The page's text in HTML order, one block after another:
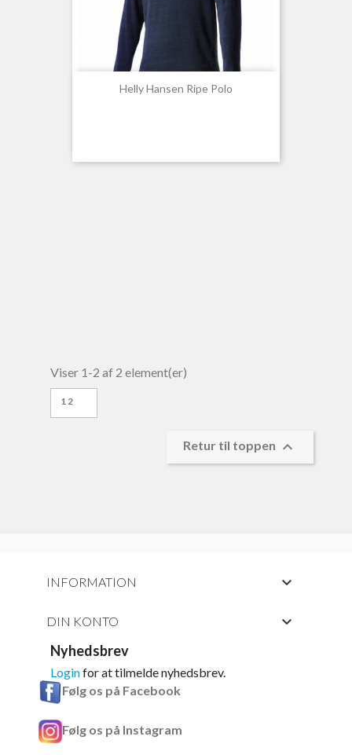
Helly Hansen Ripe Polo
Viser 1-2 af 2 element(er)
12
Retur til toppen 
INFORMATION 
DIN KONTO 
Nyhedsbrev
Loginfor at tilmelde nyhedsbrev.
Følg os på Facebook
Følg os på Instagram